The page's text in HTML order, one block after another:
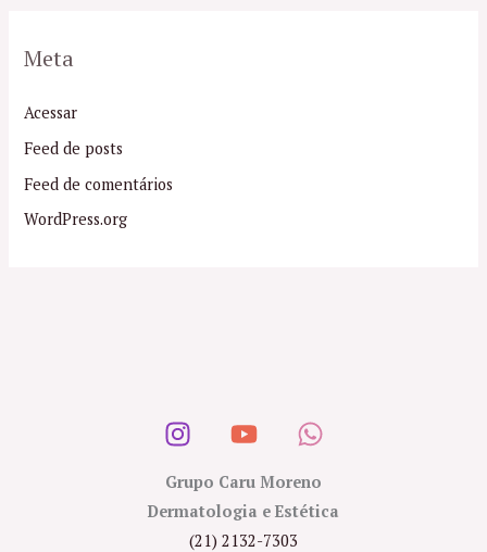
Meta
Acessar
Feed de posts
Feed de comentários
WordPress.org
Grupo Caru Moreno
Dermatologia e Estética
(21) 2132-7303